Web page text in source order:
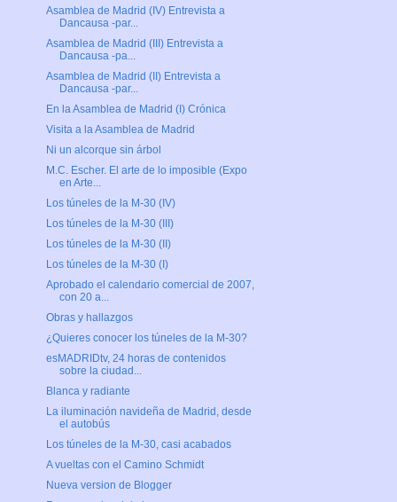
Asamblea de Madrid (IV) Entrevista a
Dancausa -par...
Asamblea de Madrid (III) Entrevista a
Dancausa -pa...
Asamblea de Madrid (II) Entrevista a
Dancausa -par...
En la Asamblea de Madrid (I) Crónica
Visita a la Asamblea de Madrid
Ni un alcorque sin árbol
M.C. Escher. El arte de lo imposible (Expo
en Arte...
Los túneles de la M-30 (IV)
Los túneles de la M-30 (III)
Los túneles de la M-30 (II)
Los túneles de la M-30 (I)
Aprobado el calendario comercial de 2007,
con 20 a...
Obras y hallazgos
¿Quieres conocer los túneles de la M-30?
esMADRIDtv, 24 horas de contenidos
sobre la ciudad...
Blanca y radiante
La iluminación navideña de Madrid, desde
el autobús
Los túneles de la M-30, casi acabados
A vueltas con el Camino Schmidt
Nueva version de Blogger